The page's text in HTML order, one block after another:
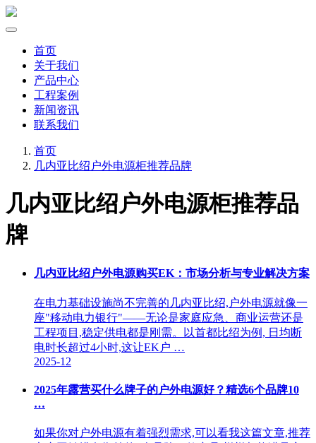
首页
关于我们
产品中心
工程案例
新闻资讯
联系我们
首页
几内亚比绍户外电源柜推荐品牌
几内亚比绍户外电源柜推荐品
牌
几内亚比绍户外电源购买EK：市场分析与专业解决方案
在电力基础设施尚不完善的几内亚比绍,户外电源就像一
座"移动电力银行"——无论是家庭应急、商业运营还是
工程项目,稳定供电都是刚需。以首都比绍为例, 日均断
电时长超过4小时,这让EK户 …
2025-12
2025年露营买什么牌子的户外电源好？精选6个品牌10
…
如果你对户外电源有着强烈需求,可以看我这篇文章,推荐